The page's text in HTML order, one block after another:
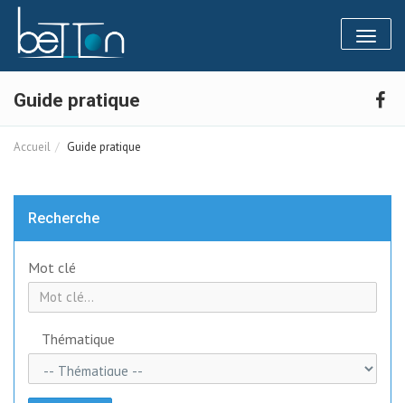
Toggle
Guide pratique
Accueil Guide pratique
Recherche
Mot clé
Thématique
Panneau de gestion des cookies